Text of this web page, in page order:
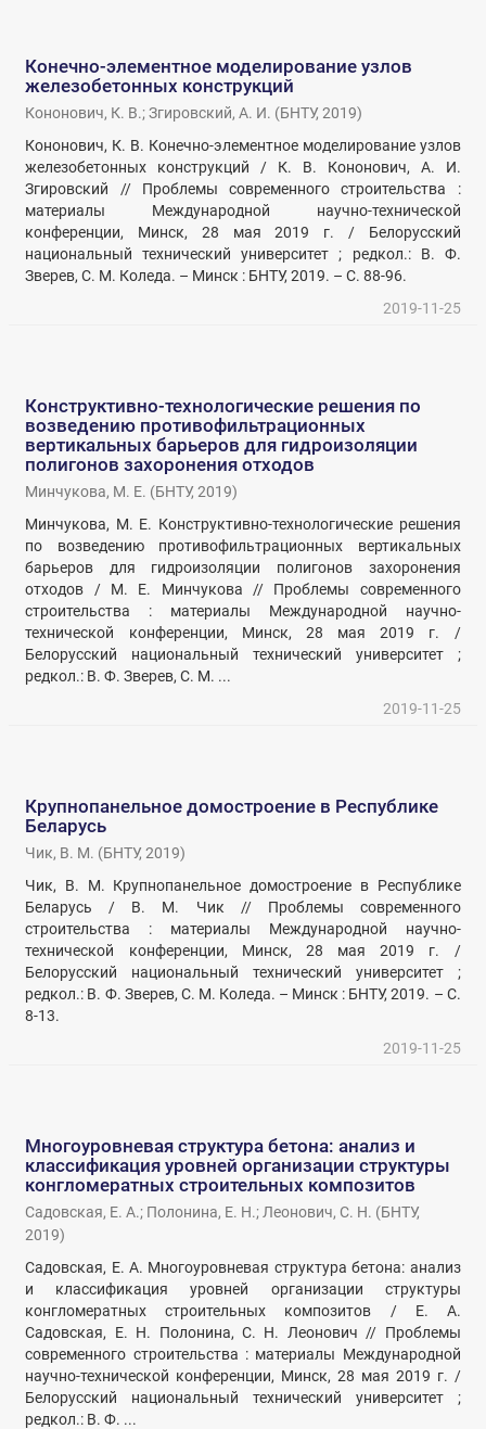
Конечно-элементное моделирование узлов
железобетонных конструкций
Кононович, К. В.;Згировский, А. И. (БНТУ,2019)
Кононович, К. В. Конечно-элементное моделирование узлов
железобетонных конструкций / К. В. Кононович, А. И.
Згировский // Проблемы современного строительства :
материалы Международной научно-технической
конференции, Минск, 28 мая 2019 г. / Белорусский
национальный технический университет ; редкол.: В. Ф.
Зверев, С. М. Коледа. – Минск : БНТУ, 2019. – С. 88-96.
2019-11-25
Конструктивно-технологические решения по
возведению противофильтрационных
вертикальных барьеров для гидроизоляции
полигонов захоронения отходов
Минчукова, М. Е. (БНТУ,2019)
Минчукова, М. Е. Конструктивно-технологические решения
по возведению противофильтрационных вертикальных
барьеров для гидроизоляции полигонов захоронения
отходов / М. Е. Минчукова // Проблемы современного
строительства : материалы Международной научно-
технической конференции, Минск, 28 мая 2019 г. /
Белорусский национальный технический университет ;
редкол.: В. Ф. Зверев, С. М. ...
2019-11-25
Крупнопанельное домостроение в Республике
Беларусь
Чик, В. М. (БНТУ,2019)
Чик, В. М. Крупнопанельное домостроение в Республике
Беларусь / В. М. Чик // Проблемы современного
строительства : материалы Международной научно-
технической конференции, Минск, 28 мая 2019 г. /
Белорусский национальный технический университет ;
редкол.: В. Ф. Зверев, С. М. Коледа. – Минск : БНТУ, 2019. – С.
8-13.
2019-11-25
Многоуровневая структура бетона: анализ и
классификация уровней организации структуры
конгломератных строительных композитов
Садовская, Е. А.; Полонина, Е. Н.; Леонович, С. Н. (БНТУ,
2019)
Садовская, Е. А. Многоуровневая структура бетона: анализ
и классификация уровней организации структуры
конгломератных строительных композитов / Е. А.
Садовская, Е. Н. Полонина, С. Н. Леонович // Проблемы
современного строительства : материалы Международной
научно-технической конференции, Минск, 28 мая 2019 г. /
Белорусский национальный технический университет ;
редкол.: В. Ф. ...